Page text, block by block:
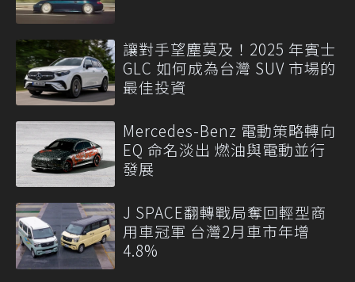
讓對手望塵莫及！2025 年賓士
GLC 如何成為台灣 SUV 市場的
最佳投資
Mercedes-Benz 電動策略轉向
EQ 命名淡出 燃油與電動並行
發展
J SPACE翻轉戰局奪回輕型商
用車冠軍 台灣2月車市年增
4.8%